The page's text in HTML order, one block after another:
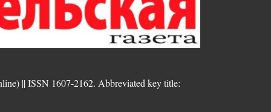
|| ISSN 1607-2162. Abbreviated key title: